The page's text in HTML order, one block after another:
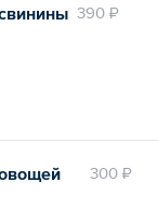
390 ₽
300 ₽